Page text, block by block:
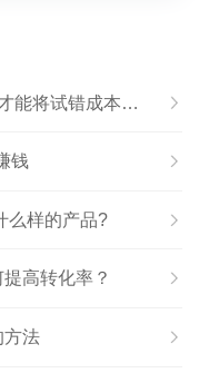
亚马逊新手卖家要不要试错?怎样才能将试错成本降到最低?
钱
么样的产品?
高转化率？
方法